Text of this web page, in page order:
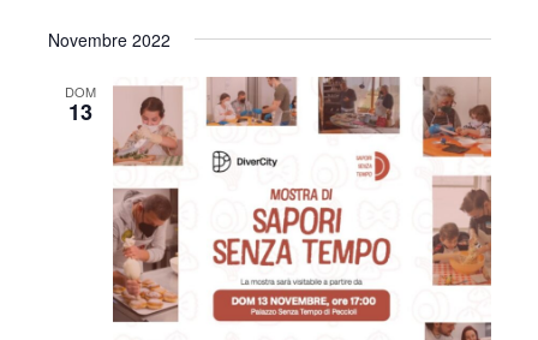
i
o
n
e
Novembre 2022
DOM
13